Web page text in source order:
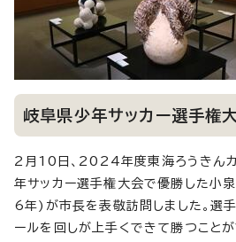
岐阜県少年サッカー選手権
2月10日、2024年度東海ろうきん
年サッカー選手権大会で優勝した小
6年)が市長を表敬訪問しました。選
ールを回しが上手くできて勝つこと